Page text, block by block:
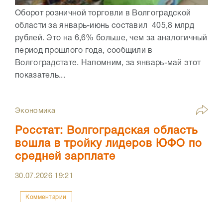
Оборот розничной торговли в Волгоградской
области за январь-июнь составил 405,8 млрд
рублей. Это на 6,6% больше, чем за аналогичный
период прошлого года, сообщили в
Волгоградстате. Напомним, за январь-май этот
показатель...
Экономика
Росстат: Волгоградская область
вошла в тройку лидеров ЮФО по
средней зарплате
30.07.2026 19:21
Комментарии